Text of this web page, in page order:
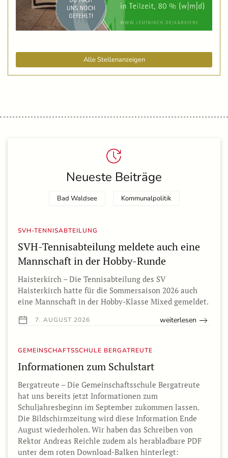
Alle Stellenanzeigen
Neueste Beiträge
Bad Waldsee Kommunalpolitik
SVH-TENNISABTEILUNG
SVH-Tennisabteilung meldete auch eine
Mannschaft in der Hobby-Runde
Haisterkirch – Die Tennisabteilung des SV
Haisterkirch hatte für die Sommersaison 2026 auch
eine Mannschaft in der Hobby-Klasse Mixed gemeldet.
7. AUGUST 2026 weiterlesen
GEMEINSCHAFTSSCHULE BERGATREUTE
Informationen zum Schulstart
Bergatreute – Die Gemeinschaftsschule Bergatreute
hat uns bereits jetzt Informationen zum
Schuljahresbeginn im September zukommen lassen.
Die Bildschirmzeitung wird diese Information Ende
August wiederholen. Wir haben das Schreiben von
Rektor Andreas Reichle zudem als herabladbare PDF
unter dem roten Download-Balken hinterlegt: